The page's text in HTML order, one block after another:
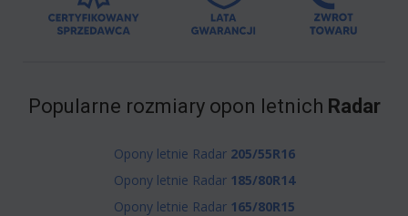
Popularne rozmiary opon letnich Radar
Opony letnie Radar 205/55R16
Opony letnie Radar 185/80R14
Opony letnie Radar 165/80R15